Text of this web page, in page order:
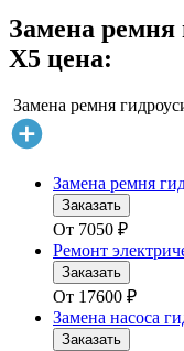
Замена ремня
X5 цена:
Замена ремня
Замена ремня
Заказать
От 7050 ₽
Ремонт
Заказать
От 17600 ₽
Замена насоса
Заказать